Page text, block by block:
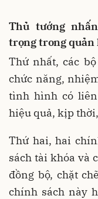
Thủ tướng
trọng trong quản
Thứ nhất, các
chức năng,
tình hình có
hiệu quả, kịp
Thứ hai, hai
sách tài khóa và
đồng bộ, chặt
chính sách này